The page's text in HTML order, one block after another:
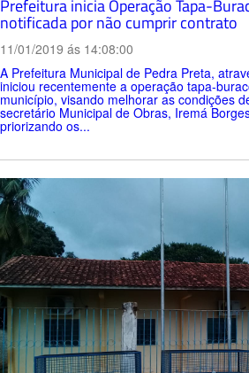
Prefeitura inicia Operação Tapa-
notificada por não cumprir contrato
11/01/2019 ás 14:08:00
A Prefeitura Municipal de Pedra Preta,
iniciou recentemente a operação tapa-
município, visando melhorar as condições
secretário Municipal de Obras, Iremá
priorizando os...